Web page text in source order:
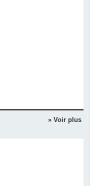
» Voir plus